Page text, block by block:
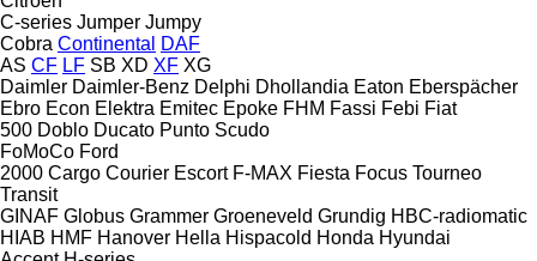
C-series Jumper Jumpy
Cobra Continental
DAF
AS CF LF SB XD XF XG
Daimler Daimler-Benz Delphi Dhollandia Eaton Eberspächer
Ebro Econ Elektra Emitec Epoke FHM Fassi Febi Fiat
500 Doblo Ducato Punto Scudo
FoMoCo Ford
2000 Cargo Courier Escort F-MAX Fiesta Focus Tourneo
Transit
GINAF Globus Grammer Groeneveld Grundig HBC-radiomatic
HIAB HMF Hanover Hella Hispacold Honda Hyundai